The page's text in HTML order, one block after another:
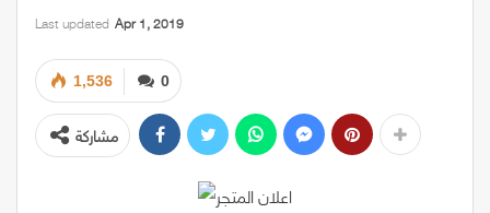
Last updated Apr 1, 2019
0
1,536
مشاركة